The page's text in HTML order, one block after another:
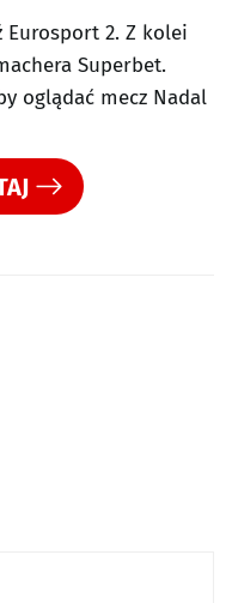
Eurosport 2. Z kolei
Superbet.
oglądać mecz Nadal